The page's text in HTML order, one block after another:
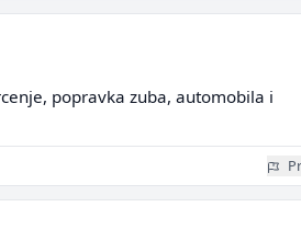
popravka zuba, automobila i